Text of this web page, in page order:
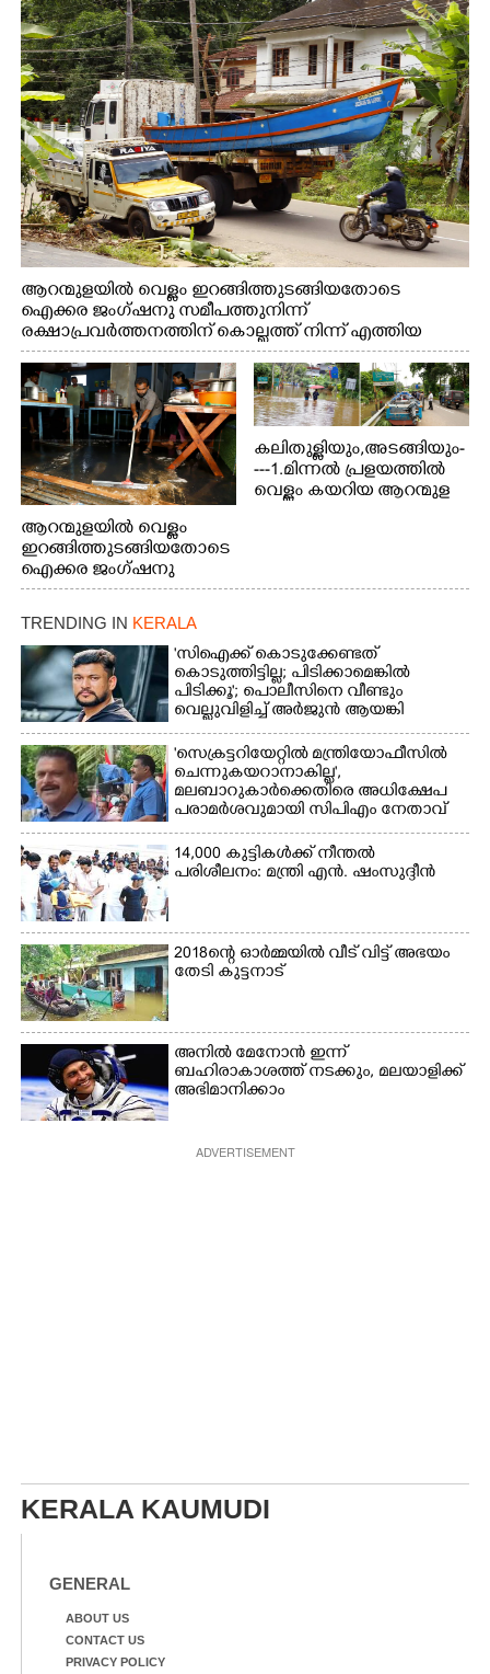
നീക്കം ചെയ്യുന്നു.
ആറന്മുളയിൽ വെള്ളം ഇറങ്ങിത്തുടങ്ങിയതോടെ
ഐക്കര ജംഗ്ഷനു സമീപത്തുനിന്ന്
രക്ഷാപ്രവർത്തനത്തിന് കൊല്ലത്ത് നിന്ന് എത്തിയ
ബോട്ടുകൾ തിരികെക്കൊണ്ടുപോകുന്നു.
ആറന്മുളയിൽ വെള്ളം
ഇറങ്ങിത്തുടങ്ങിയതോടെ
ഐക്കര ജംഗ്ഷനു
സമീപം ആറന്മുള
കിടങ്ങന്നൂർ റോഡിന്
സമീപം പ്രവർത്തിക്കു
ആറന്മുള തട്ടുകട കഴുകി
വൃത്തിയാക്കുന്നു.
കലിതുള്ളിയും,അടങ്ങിയും-
---1.മിന്നൽ പ്രളയത്തിൽ
വെള്ളം കയറിയ ആറന്മുള
ഇറങ്ങിപ്പോൾ
ത്തിന് ഓച്ചിറ അഴിക്കലിൽ
നിന്ന്എത്തിച്ച ബോട്ടും.
TRENDING IN KERALA
'സിഐക്ക് കൊടുക്കേണ്ടത്
കൊടുത്തിട്ടില്ല; പിടിക്കാമെങ്കിൽ
പിടിക്കൂ'; പൊലീസിനെ വീണ്ടും
വെല്ലുവിളിച്ച് അർജുൻ ആയങ്കി
'സെക്രട്ടറിയേറ്റിൽ മന്ത്രിയോഫീസിൽ
ചെന്നുകയറാനാകില്ല',
മലബാറുകാർക്കെതിരെ അധിക്ഷേപ
പരാമർശവുമായി സിപിഎം നേതാവ്‌
14,000 കുട്ടികൾക്ക് നീന്തൽ
പരിശീലനം: മന്ത്രി എൻ. ഷംസുദ്ദീൻ
2018ന്റെ ഓർമ്മയിൽ വീട് വിട്ട് അഭയം
തേടി കുട്ടനാട്
അനിൽ മേനോൻ ഇന്ന്
ബഹിരാകാശത്ത് നടക്കും, മലയാളിക്ക്
അഭിമാനിക്കാം
ADVERTISEMENT
KERALA KAUMUDI
GENERAL
ABOUT US
CONTACT US
PRIVACY POLICY